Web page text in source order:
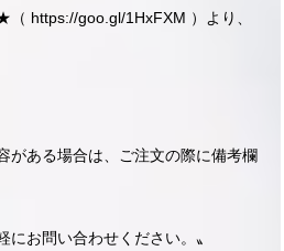
（ https://goo.gl/1HxFXM ）より、
ある場合は、ご注文の際に備考欄
にお問い合わせください。〟